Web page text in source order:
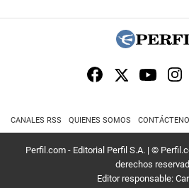
CANALES RSS QUIENES SOMOS
Perfil.com - Editorial Perfil S.A. | ©
derechos
Editor responsable: